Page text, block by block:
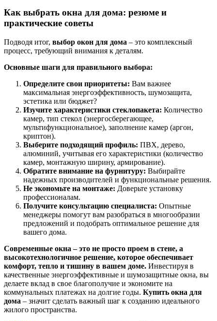
Как выбрать окна для дома: резюме и
практические советы
Подводя итог, выбор окон для дома – это комплексный
процесс, требующий внимания к деталям.
Основные шаги для правильного выбора:
Определите свои приоритеты: Вам важнее
максимальная энергоэффективность, шумозащита,
эстетика или бюджет?
Изучите характеристики стеклопакета: Количество
камер, тип стекол (энергосберегающее,
мультифункциональное), заполнение камер (аргон,
криптон).
Выберите подходящий профиль: ПВХ, дерево,
алюминий, учитывая его характеристики (количество
камер, монтажную ширину, армирование).
Обратите внимание на фурнитуру: Выбирайте
надежных производителей и функциональные решения.
Не экономьте на монтаже: Доверьте установку
профессионалам.
Получите консультацию специалиста: Опытные
менеджеры помогут вам разобраться в многообразии
предложений и подобрать оптимальное решение для
вашего дома.
Современные окна – это не просто проем в стене, а
высокотехнологичное решение, которое обеспечивает
комфорт, тепло и тишину в вашем доме. Инвестируя в
качественные энергоэффективные и шумозащитные окна, вы
делаете вклад в свое благополучие и экономите на
коммунальных платежах на долгие годы. Купить окна для
дома – значит сделать важный шаг к созданию идеального
жилого пространства.